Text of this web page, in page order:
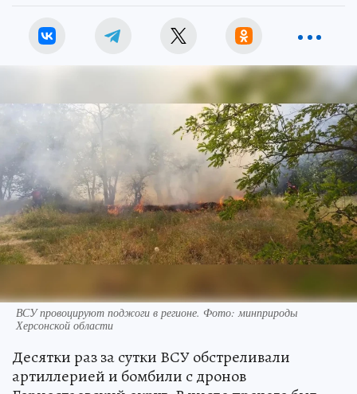
ВСУ провоцируют поджоги в регионе. Фото: минприроды
Херсонской области
Десятки раз за сутки ВСУ обстреливали
артиллерией и бомбили с дронов